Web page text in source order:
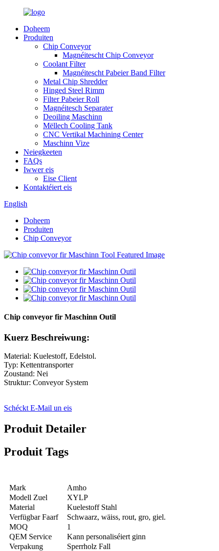
Doheem
Produiten
Chip Conveyor
Magnéitescht Chip Conveyor
Coolant Filter
Magnéitescht Pabeier Band Filter
Metal Chip Shredder
Hinged Steel Rimm
Filter Pabeier Roll
Magnéitesch Separater
Deoiling Maschinn
Mëllech Cooling Tank
CNC Vertikal Machining Center
Maschinn Vize
Neiegkeeten
FAQs
Iwwer eis
Eise Client
Kontaktéiert eis
English
Doheem
Produiten
Chip Conveyor
Chip conveyor fir Maschinn Outil
Kuerz Beschreiwung:
Material: Kuelestoff, Edelstol.
Typ: Kettentransporter
Zoustand: Nei
Struktur: Conveyor System
Schéckt E-Mail un eis
Produit Detailer
Produit Tags
Mark
Amho
Modell Zuel
XYLP
Material
Kuelestoff Stahl
Verfügbar Faarf
Schwaarz, wäiss, rout, gro, giel.
MOQ
1
QEM Service
Kann personaliséiert ginn
Verpakung
Sperrholz Fall